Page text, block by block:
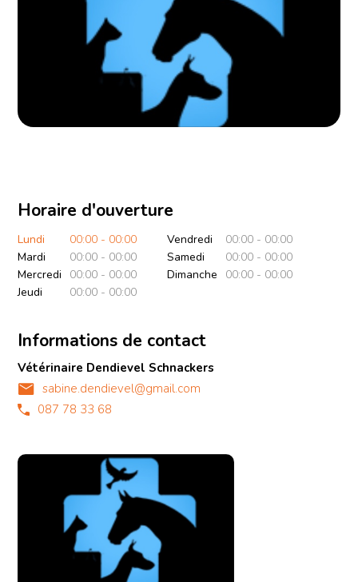
Horaire d'ouverture
Lundi
00:00 - 00:00
Mardi
00:00 - 00:00
Mercredi
00:00 - 00:00
Jeudi
00:00 - 00:00
Vendredi
00:00 - 00:00
Samedi
00:00 - 00:00
Dimanche
00:00 - 00:00
Informations de contact
Vétérinaire Dendievel Schnackers
sabine.dendievel@gmail.com
087 78 33 68